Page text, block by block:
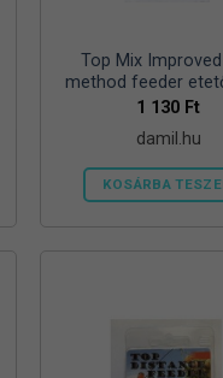
Top Mix
method feeder
1 130 Ft
damil.hu
KOSÁRBA